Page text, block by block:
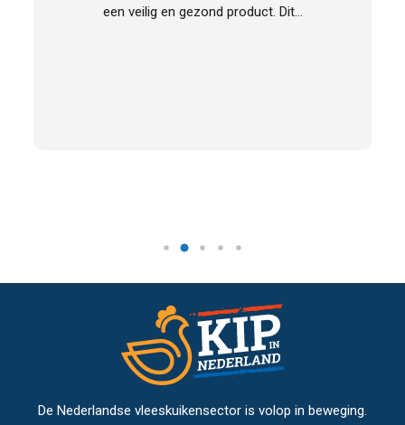
een veilig en gezond product. Dit…
De Nederlandse vleeskuikensector is volop in beweging.